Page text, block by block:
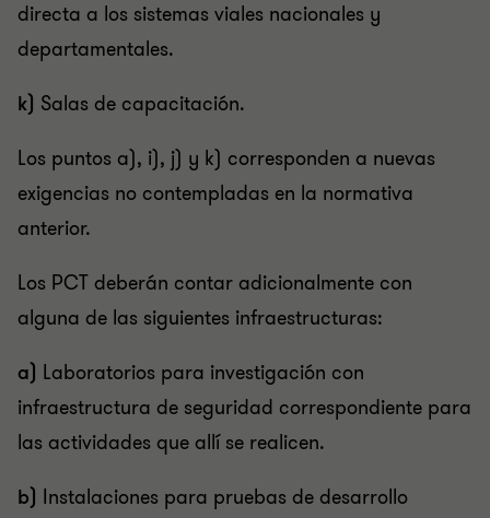
directa a los sistemas viales nacionales y
departamentales.
k) Salas de capacitación.
Los puntos a), i), j) y k) corresponden a nuevas
exigencias no contempladas en la normativa
anterior.
Los PCT deberán contar adicionalmente con
alguna de las siguientes infraestructuras:
a) Laboratorios para investigación con
infraestructura de seguridad correspondiente para
las actividades que allí se realicen.
b) Instalaciones para pruebas de desarrollo